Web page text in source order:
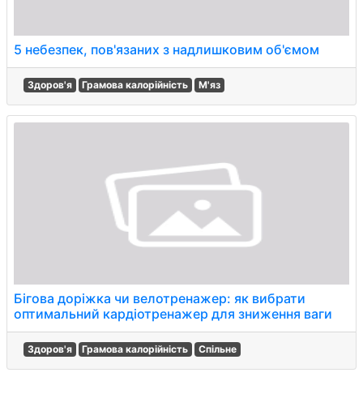
5 небезпек, пов'язаних з надлишковим об'ємом
Здоров'я Грамова калорійність М'яз
Бігова доріжка чи велотренажер: як вибрати
оптимальний кардіотренажер для зниження ваги
Здоров'я Грамова калорійність Спільне